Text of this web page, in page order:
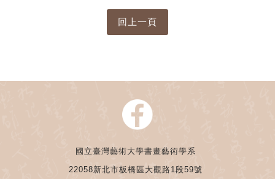
國立臺灣藝術大學書畫藝術學系
22058新北市板橋區大觀路1段59號